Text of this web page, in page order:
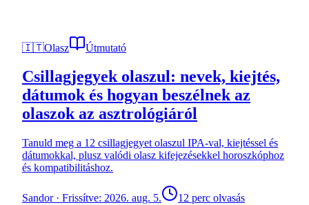
🇮🇹Olasz Útmutató
Csillagjegyek olaszul: nevek, kiejtés,
dátumok és hogyan beszélnek az
olaszok az asztrológiáról
Tanuld meg a 12 csillagjegyet olaszul IPA-val, kiejtéssel és
dátumokkal, plusz valódi olasz kifejezésekkel horoszkóphoz
és kompatibilitáshoz.
Sandor· Frissítve: 2026. aug. 5. 12 perc olvasás